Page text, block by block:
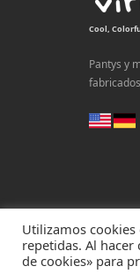
Cool,
Pantys y
Contacta con nosotros
Utilizamos
repetidas. Al hacer
de cookies» para